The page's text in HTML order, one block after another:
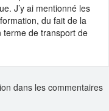
J’y ai mentionné les
du fait de la
terme de transport de
dans les commentaires